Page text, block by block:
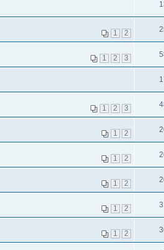
1 2
1 2 3
1 2 3
1 2
1 2
1 2
1 2
1 2